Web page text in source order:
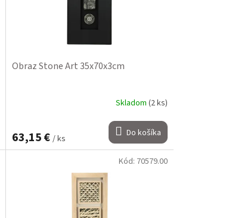
Obraz Stone Art 35x70x3cm
Skladom (2 ks)
63,15 € / ks Do košíka
Kód: 70579.00